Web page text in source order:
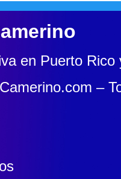
en Puerto Rico
–